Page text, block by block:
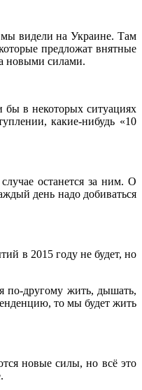
видели на Украине. Там
предложат внятные
новыми силами.
в некоторых ситуациях
какие-нибудь «10
останется за ним. О
день надо добиваться
в 2015 году не будет, но
по-другому жить, дышать,
то мы будет жить
новые силы, но всё это